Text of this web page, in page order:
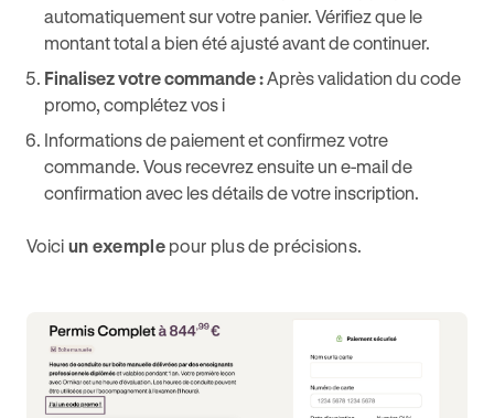
automatiquement sur votre panier. Vérifiez que le
montant total a bien été ajusté avant de continuer.
Finalisez votre commande :Après validation du code
promo, complétez vos i
Informations de paiement et confirmez votre
commande. Vous recevrez ensuite un e-mail de
confirmation avec les détails de votre inscription.
Voici un exemplepour plus de précisions.